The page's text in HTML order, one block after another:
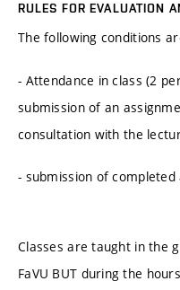
RULES FOR EVALUATION
The following conditions
- Attendance in class (2
submission of an
consultation with the
- submission of completed
Classes are taught in the
FaVU BUT during the